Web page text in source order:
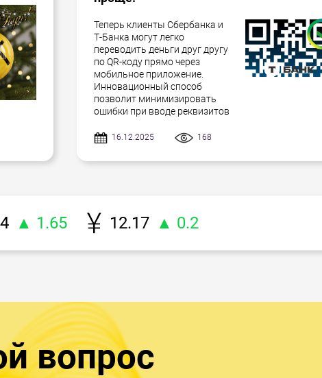
Теперь клиенты Сбербанка и
Т-Банка могут легко
переводить деньги друг другу
по QR-коду прямо через
мобильное приложение.
Инновационный способ
позволит минимизировать
ошибки при вводе реквизитов
16.12.2025 168
▲ 1.65 12.17 ▲ 0.2
вопрос